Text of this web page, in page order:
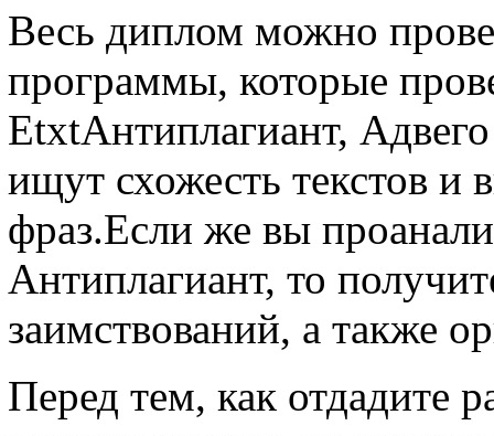
Весь диплом можно
программы, которые
EtxtАнтиплагиант,
ищут схожесть текстов и
фраз.Если же вы
Антиплагиант, то
заимствований, а также
Перед тем, как отдадите